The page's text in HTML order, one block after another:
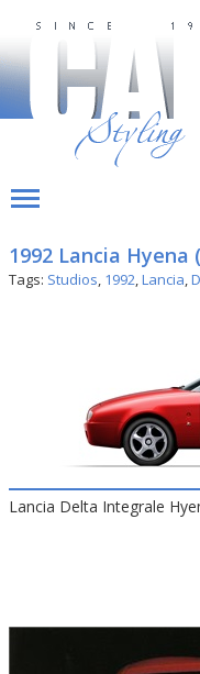
1992 Lancia Hyena
Tags: Studios, 1992,Lancia,
Lancia Delta Integrale